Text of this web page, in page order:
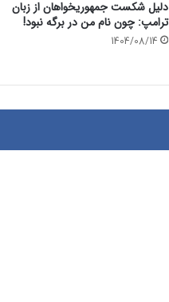
دلیل شکست جمهوریخواهان از زبان
ترامپ: چون نام من در برگه نبود!
1404/08/14